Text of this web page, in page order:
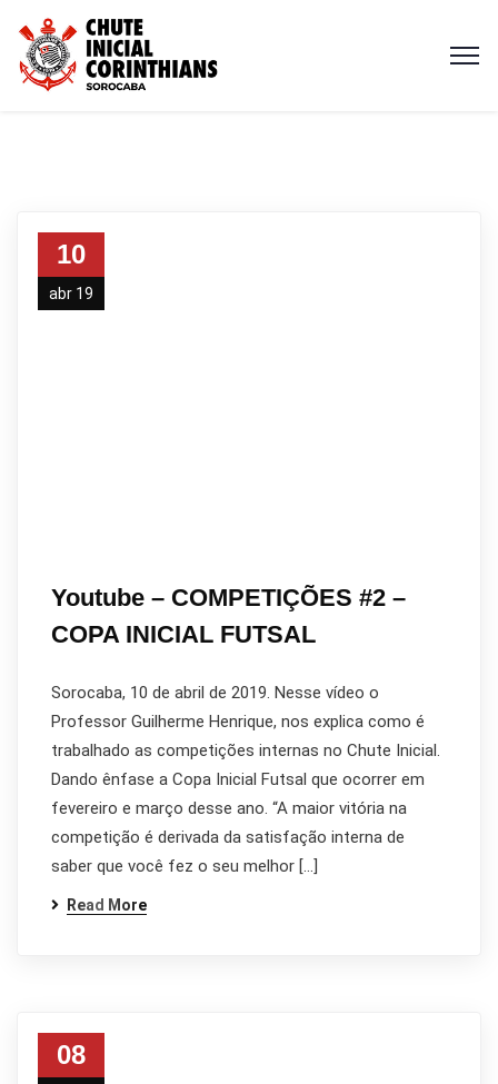
10
abr 19
Youtube – COMPETIÇÕES #2 –
COPA INICIAL FUTSAL
Sorocaba, 10 de abril de 2019. Nesse vídeo o
Professor Guilherme Henrique, nos explica como é
trabalhado as competições internas no Chute Inicial.
Dando ênfase a Copa Inicial Futsal que ocorrer em
fevereiro e março desse ano. “A maior vitória na
competição é derivada da satisfação interna de
saber que você fez o seu melhor […]
Read More
08